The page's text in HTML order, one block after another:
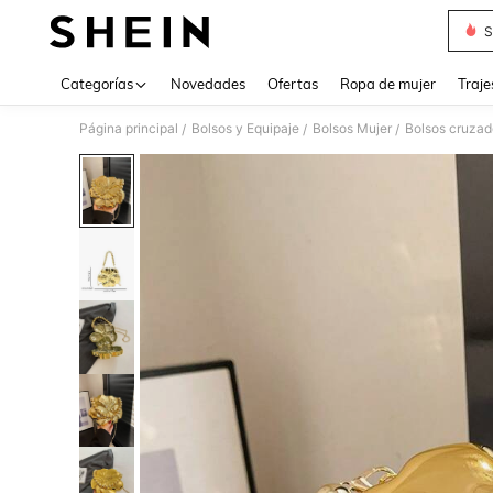
Categorías Novedades Ofertas Ropa de mujer
Página principal / Bolsos y Equipaje / Bolsos Mujer / Bolsos